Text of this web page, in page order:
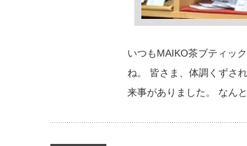
いつもMAIKO茶ブティッ
ね。 皆さま、体調くずさ
来事がありました。 なん